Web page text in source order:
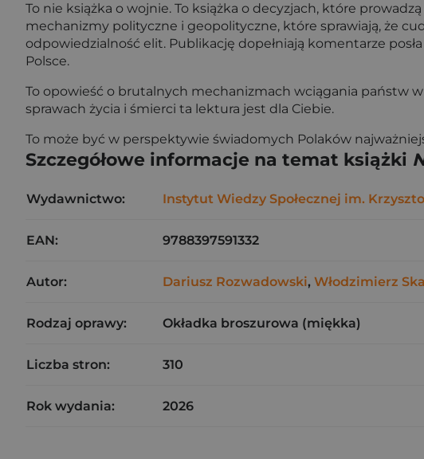
To nie książka o wojnie. To książka o decyzjach, które
mechanizmy polityczne i geopolityczne, które sprawiają, że
odpowiedzialność elit. Publikację dopełniają komentarze
Polsce.
To opowieść o brutalnych mechanizmach wciągania państw w
sprawach życia i śmierci ta lektura jest dla Ciebie.
To może być w perspektywie świadomych Polaków
Szczegółowe informacje na temat książki
Wydawnictwo: Instytut Wiedzy Społecznej im.
EAN: 9788397591332
Autor: Dariusz Rozwadowski, Włodzimierz
Rodzaj oprawy: Okładka broszurowa (miękka)
Liczba stron: 310
Rok wydania: 2026